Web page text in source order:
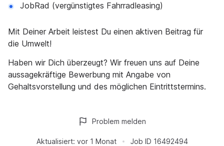
JobRad (vergünstigtes Fahrradleasing)
Mit Deiner Arbeit leistest Du einen aktiven Beitrag für
die Umwelt!
Haben wir Dich überzeugt? Wir freuen uns auf Deine
aussagekräftige Bewerbung mit Angabe von
Gehaltsvorstellung und des möglichen Eintrittstermins.
Aktualisiert: vor 1 Monat Job ID 16492494
Problem melden